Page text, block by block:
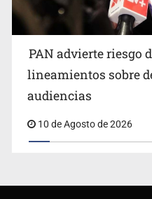
PAN advierte riesgo
lineamientos sobre
audiencias
10 de Agosto de 2026